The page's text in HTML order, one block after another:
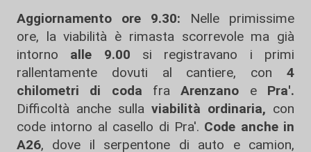
Aggiornamento ore 9.30: Nelle primissime
ore, la viabilità è rimasta scorrevole ma già
intorno alle 9.00 si registravano i primi
rallentamente dovuti al cantiere, con 4
chilometri di coda fraArenzano e Pra'.
Difficoltà anche sulla viabilità ordinaria, con
code intorno al casello di Pra'. Code anche in
A26, dove il serpentone di auto e camion,